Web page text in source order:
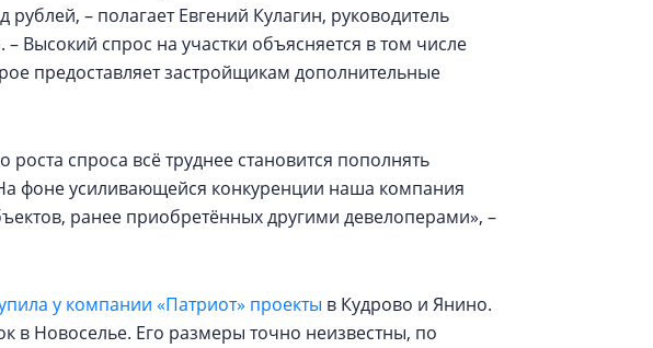
– полагает Евгений Кулагин, руководитель
Высокий спрос на участки объясняется в том числе
предоставляет застройщикам дополнительные
спроса всё труднее становится пополнять
фоне усиливающейся конкуренции наша компания
ранее приобретённых другими девелоперами», –
у компании «Патриот» проекты в Кудрово и Янино.
в Новоселье. Его размеры точно неизвестны, по